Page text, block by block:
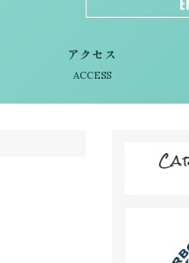
アクセス
ACCESS